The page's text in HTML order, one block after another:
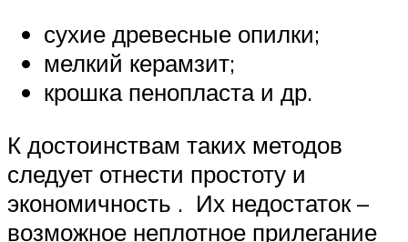
сухие древесные опилки;
мелкий керамзит;
крошка пенопласта и др.
К достоинствам таких методов
следует отнести простоту и
экономичность . Их недостаток –
возможное неплотное прилегание